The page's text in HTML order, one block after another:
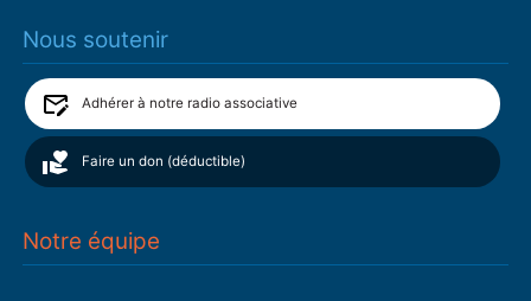
Nous soutenir
Adhérer à notre radio associative
Faire un don (déductible)
Notre équipe